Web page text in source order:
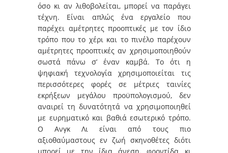
όσο κι αν λιθοβολείται, μπορεί να παράγει
τέχνη. Είναι απλώς ένα εργαλείο που
παρέχει αμέτρητες προοπτικές με τον ίδιο
τρόπο που το χέρι και το πινέλο παρέχουν
αμέτρητες προοπτικές αν χρησιμοποιηθούν
σωστά πάνω σ’ έναν καμβά. Το ότι η
ψηφιακή τεχνολογία χρησιμοποιείται τις
περισσότερες φορές σε μέτριες ταινίες
εκρήξεων μεγάλου προϋπολογισμού, δεν
αναιρεί τη δυνατότητά να χρησιμοποιηθεί
με ευρηματικό και βαθιά εσωτερικό τρόπο.
Ο Ανγκ Λι είναι από τους πιο
αξιοθαύμαστους εν ζωή σκηνοθέτες διότι